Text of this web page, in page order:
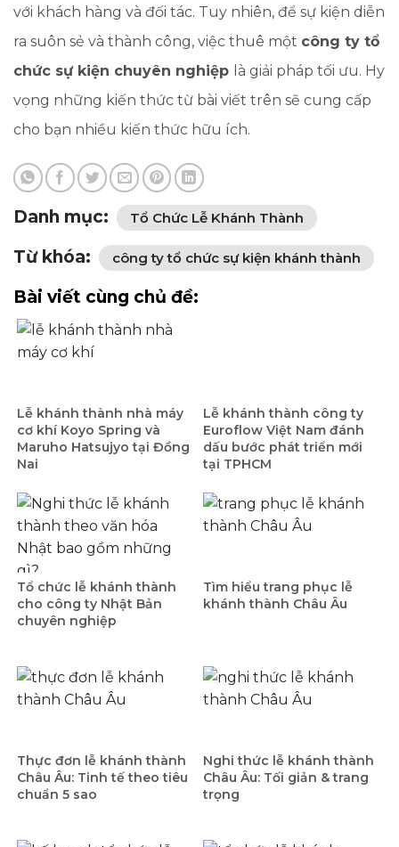
với khách hàng và đối tác. Tuy nhiên, để sự kiện diễn
ra suôn sẻ và thành công, việc thuê một công ty tổ
chức sự kiện chuyên nghiệp là giải pháp tối ưu. Hy
vọng những kiến thức từ bài viết trên sẽ cung cấp
cho bạn nhiều kiến thức hữu ích.
Danh mục: Tổ Chức Lễ Khánh Thành
Từ khóa: công ty tổ chức sự kiện khánh thành
Bài viết cùng chủ đề:
Lễ khánh thành nhà máy
cơ khí Koyo Spring và
Maruho Hatsujyo tại Đồng
Nai
Lễ khánh thành công ty
Euroflow Việt Nam đánh
dấu bước phát triển mới
tại TPHCM
Tổ chức lễ khánh thành
cho công ty Nhật Bản
chuyên nghiệp
Tìm hiểu trang phục lễ
khánh thành Châu Âu
Thực đơn lễ khánh thành
Châu Âu: Tinh tế theo tiêu
chuẩn 5 sao
Nghi thức lễ khánh thành
Châu Âu: Tối giản & trang
trọng